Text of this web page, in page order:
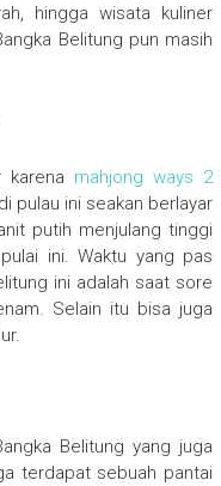
hingga wisata kuliner
Belitung pun masih
karena mahjong ways 2
pulau ini seakan berlayar
putih menjulang tinggi
ini. Waktu yang pas
ini adalah saat sore
Selain itu bisa juga
Belitung yang juga
terdapat sebuah pantai